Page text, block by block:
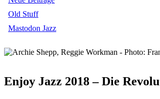
Old Stuff
Mastodon Jazz
Enjoy Jazz 2018 – Die